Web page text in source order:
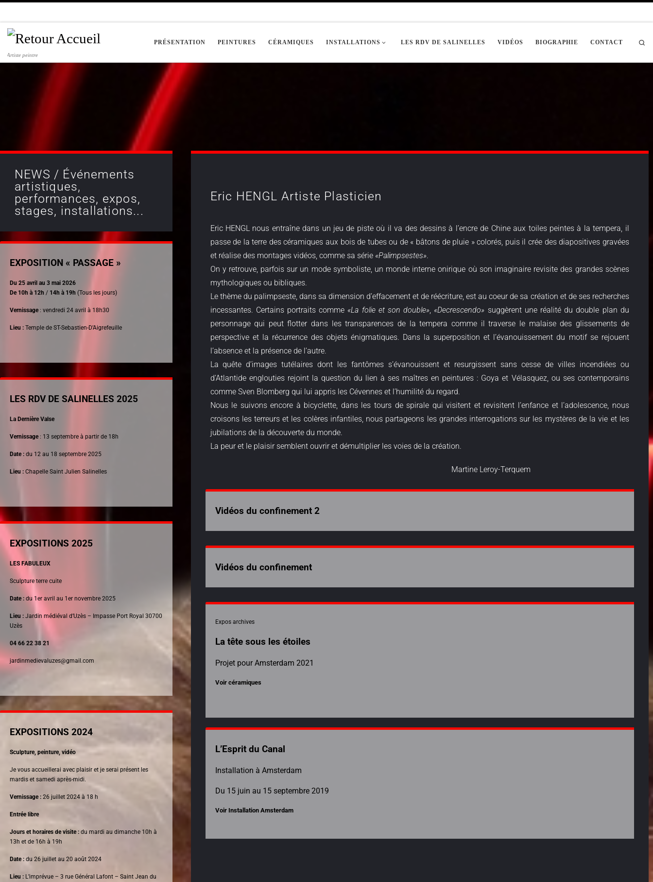
Artiste peintre
PRÉSENTATION PEINTURES CÉRAMIQUES INSTALLATIONS LES RDV DE SALINELLES VIDÉOS BIOGRAPHIE CONTACT
NEWS / Événements
artistiques,
performances, expos,
stages, installations...
EXPOSITION « PASSAGE »
Du 25 avril au 3 mai 2026
De 10h à 12h / 14h à 19h (Tous les jours)
Vernissage: vendredi 24 avril à 18h30
Lieu : Temple de ST-Sebastien-D’Aigrefeuille
LES RDV DE SALINELLES 2025
La Dernière Valse
Vernissage: 13 septembre à partir de 18h
Date : du 12 au 18 septembre 2025
Lieu : Chapelle Saint Julien Salinelles
EXPOSITIONS 2025
LES FABULEUX
Sculpture terre cuite
Date : du 1er avril au 1er novembre 2025
Lieu : Jardin médiéval d’Uzès – Impasse Port Royal 30700
Uzès
04 66 22 38 21
jardinmedievaluzes@gmail.com
EXPOSITIONS 2024
Sculpture, peinture, vidéo
Je vous accueillerai avec plaisir et je serai présent les
mardis et samedi après-midi.
Vernissage : 26 juillet 2024 à 18 h
Entrée libre
Jours et horaires de visite : du mardi au dimanche 10h à
13h et de 16h à 19h
Date : du 26 juillet au 20 août 2024
Lieu : L’imprévue – 3 rue Général Lafont – Saint Jean du
Eric HENGL Artiste Plasticien
Eric HENGL nous entraîne dans un jeu de piste où il va des dessins à l’encre de Chine aux toiles peintes à la tempera, il
passe de la terre des céramiques aux bois de tubes ou de « bâtons de pluie » colorés, puis il crée des diapositives gravées
et réalise des montages vidéos, comme sa série «Palimpsestes».
On y retrouve, parfois sur un mode symboliste, un monde interne onirique où son imaginaire revisite des grandes scènes
mythologiques ou bibliques.
Le thème du palimpseste, dans sa dimension d’effacement et de réécriture, est au coeur de sa création et de ses recherches
incessantes. Certains portraits comme «La folie et son double», «Decrescendo» suggèrent une réalité du double plan du
personnage qui peut flotter dans les transparences de la tempera comme il traverse le malaise des glissements de
perspective et la récurrence des objets énigmatiques. Dans la superposition et l’évanouissement du motif se rejouent
l’absence et la présence de l’autre.
La quête d’images tutélaires dont les fantômes s’évanouissent et resurgissent sans cesse de villes incendiées ou
d’Atlantide englouties rejoint la question du lien à ses maîtres en peintures : Goya et Vélasquez, ou ses contemporains
comme Sven Blomberg qui lui appris les Cévennes et l’humilité du regard.
Nous le suivons encore à bicyclette, dans les tours de spirale qui visitent et revisitent l’enfance et l’adolescence, nous
croisons les terreurs et les colères infantiles, nous partageons les grandes interrogations sur les mystères de la vie et les
jubilations de la découverte du monde.
La peur et le plaisir semblent ouvrir et démultiplier les voies de la création.
Martine Leroy-Terquem
Vidéos du confinement 2
Vidéos du confinement
Expos archives
La tête sous les étoiles
Projet pour Amsterdam 2021
Voir céramiques
L’Esprit du Canal
Installation à Amsterdam
Du 15 juin au 15 septembre 2019
Voir Installation Amsterdam